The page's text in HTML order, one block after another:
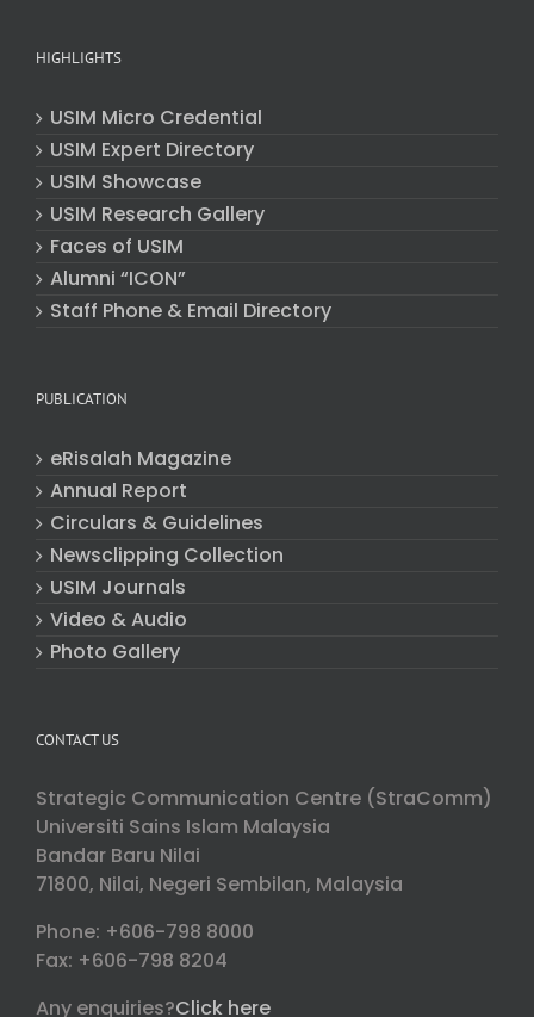
HIGHLIGHTS
USIM Micro Credential
USIM Expert Directory
USIM Showcase
USIM Research Gallery
Faces of USIM
Alumni “ICON”
Staff Phone & Email Directory
PUBLICATION
eRisalah Magazine
Annual Report
Circulars & Guidelines
Newsclipping Collection
USIM Journals
Video & Audio
Photo Gallery
CONTACT US
Strategic Communication Centre (StraComm)
Universiti Sains Islam Malaysia
Bandar Baru Nilai
71800, Nilai, Negeri Sembilan, Malaysia
Phone: +606-798 8000
Fax: +606-798 8204
Any enquiries?Click here